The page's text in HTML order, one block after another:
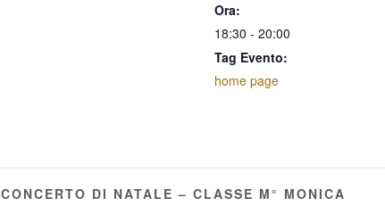
Ora:
18:30 - 20:00
Tag Evento:
home page
CONCERTO DI NATALE – CLASSE M° MONICA